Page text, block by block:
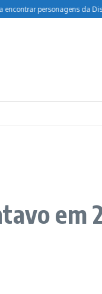
personagens da Disney
em